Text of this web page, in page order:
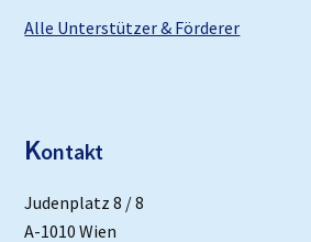
Alle Unterstützer & Förderer
Kontakt
Judenplatz 8 / 8
A-1010 Wien